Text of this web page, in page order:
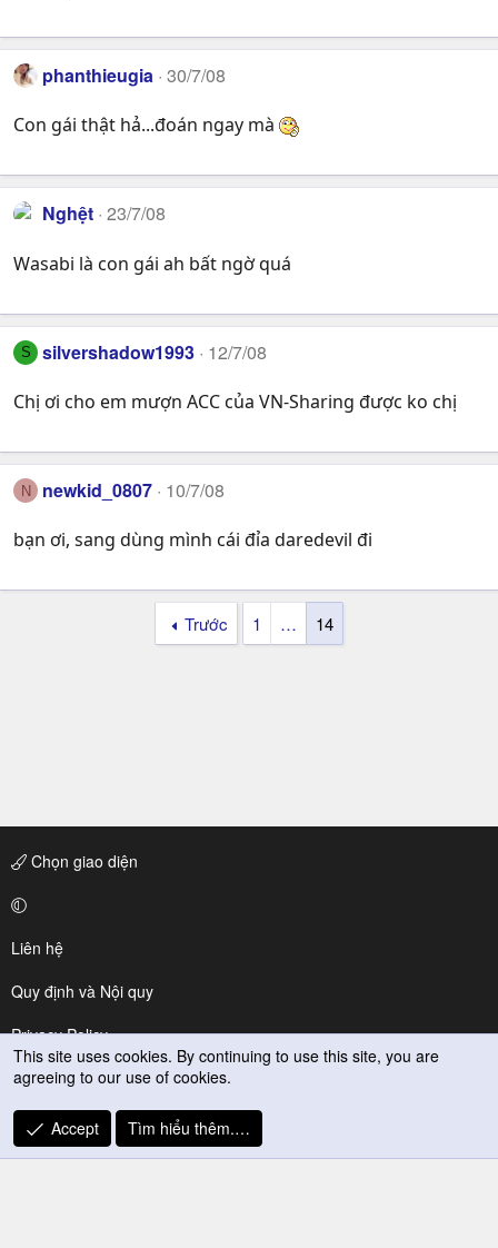
phanthieugia 30/7/08
Con gái thật hả...đoán ngay mà
Nghệt 23/7/08
Wasabi là con gái ah bất ngờ quá
S silvershadow1993 12/7/08
Chị ơi cho em mượn ACC của VN-Sharing được ko chị
N newkid_0807 10/7/08
bạn ơi, sang dùng mình cái đỉa daredevil đi
Trước 1 … 14
Chọn giao diện
Liên hệ
Quy định và Nội quy
Privacy Policy
Trợ giúp
R
S
This site uses cookies. By continuing to use this site, you are
agreeing to our use of cookies.
Accept Tìm hiểu thêm.…